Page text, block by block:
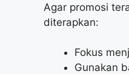
Agar promosi
diterapkan:
Fokus
Gunakan